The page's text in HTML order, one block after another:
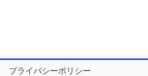
プライバシーポリシー